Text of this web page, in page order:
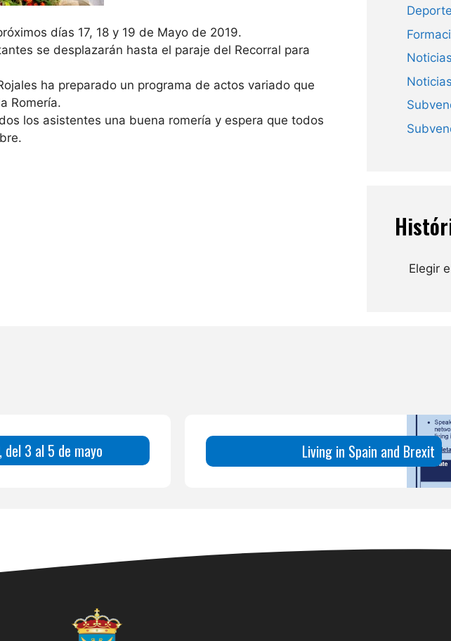
días 17, 18 y 19 de Mayo de 2019.
se desplazarán hasta el paraje del Recorral para
ha preparado un programa de actos variado que
Romería.
los asistentes una buena romería y espera que todos
Archivos
del 3 al 5 de mayo Living in Spain and Brexit